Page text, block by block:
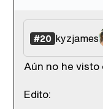
#20 kyzjames
Aún no he visto
Edito: